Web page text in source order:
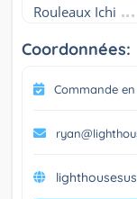
Rouleaux Ichi
Coordonnées:
Commande